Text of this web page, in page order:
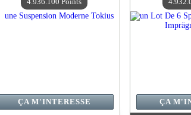
ÇA M'INTERESSE
4.936.100 Points
ÇA